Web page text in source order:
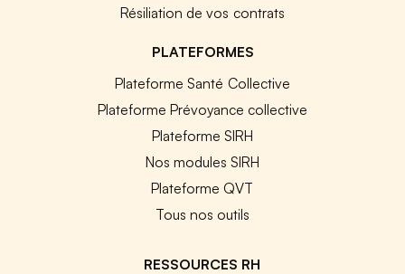
Résiliation de vos contrats
PLATEFORMES
Plateforme Santé Collective
Plateforme Prévoyance collective
Plateforme SIRH
Nos modules SIRH
Plateforme QVT
Tous nos outils
RESSOURCES RH